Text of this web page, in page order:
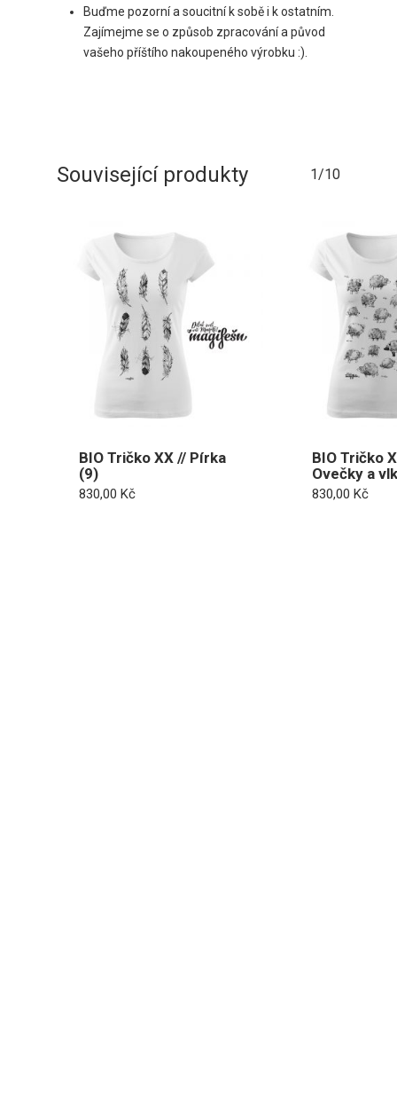
Buďme pozorní a soucitní k sobě i k ostatním.
Zajímejme se o způsob zpracování a původ
vašeho příštího nakoupeného výrobku :).
Související produkty 1/10
BIO Tričko XX // Pírka
(9)
830,00 Kč
BIO Tričko
Ovečky a
830,00 Kč